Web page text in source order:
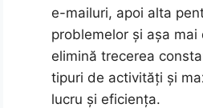
e-mailuri, apoi alta
problemelor și așa
elimină trecerea
tipuri de activități și
lucru și eficiența.